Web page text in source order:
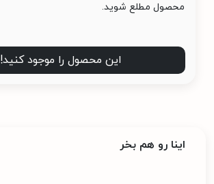
محصول مطلع شوید.
این محصول را موجود کنید!
اینا رو هم بخر